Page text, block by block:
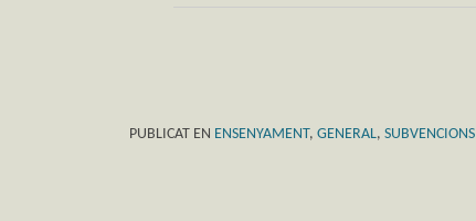
PUBLICAT EN ENSENYAMENT, GENERAL, SUBVENCIONS